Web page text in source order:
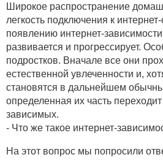
Широкое распространение
легкость подключения к
появлению интернет-
развивается и прогрессирует.
подростков. Вначале все они
естественной увлеченности и,
становятся в дальнейшем
определенная их часть
зависимых.
- Что же такое интернет-
На этот вопрос мы попросили